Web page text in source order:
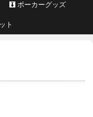
ポーカーグッズ
ト